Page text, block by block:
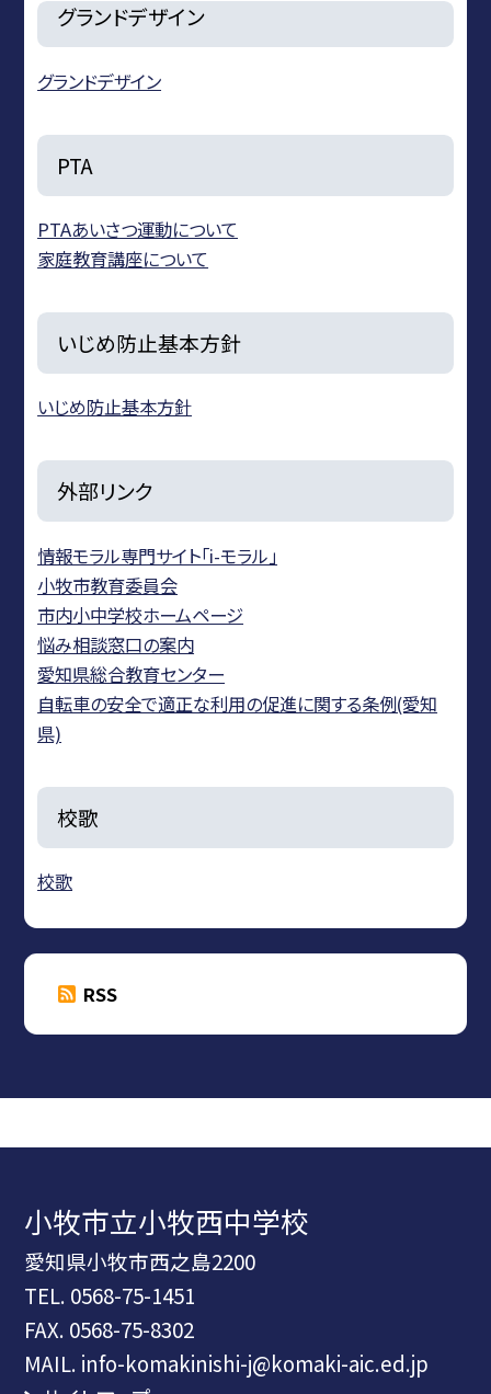
グランドデザイン
グランドデザイン
PTA
PTAあいさつ運動について
家庭教育講座について
いじめ防止基本方針
いじめ防止基本方針
外部リンク
情報モラル専門サイト「i-モラル」
小牧市教育委員会
市内小中学校ホームページ
悩み相談窓口の案内
愛知県総合教育センター
自転車の安全で適正な利用の促進に関する条例(愛知
県)
校歌
校歌
RSS
小牧市立小牧西中学校
愛知県小牧市西之島2200
TEL. 0568-75-1451
FAX. 0568-75-8302
MAIL. info-komakinishi-j@komaki-aic.ed.jp